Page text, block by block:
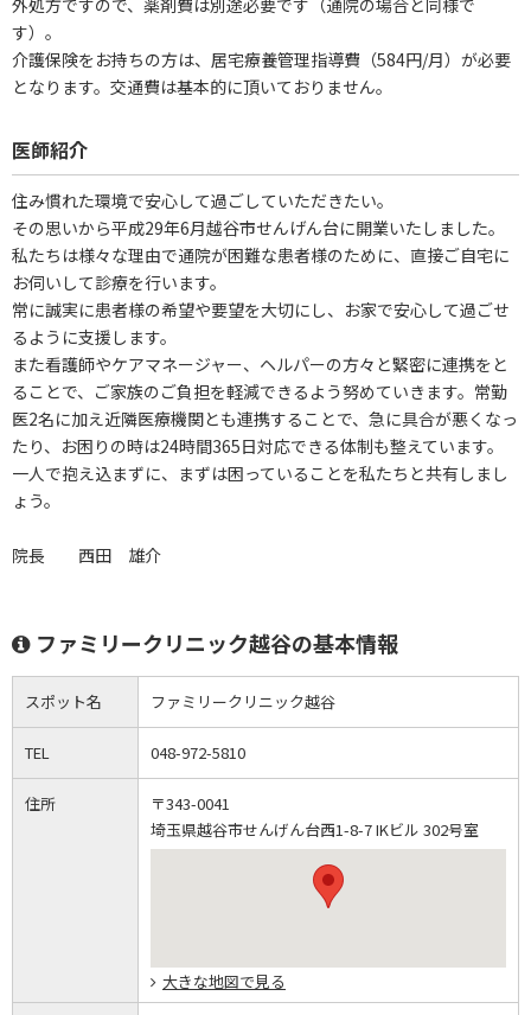
外処方ですので、薬剤費は別途必要です（通院の場合と同様で
す）。
介護保険をお持ちの方は、居宅療養管理指導費（584円/月）が必要
となります。交通費は基本的に頂いておりません。
医師紹介
住み慣れた環境で安心して過ごしていただきたい。
その思いから平成29年6月越谷市せんげん台に開業いたしました。
私たちは様々な理由で通院が困難な患者様のために、直接ご自宅に
お伺いして診療を行います。
常に誠実に患者様の希望や要望を大切にし、お家で安心して過ごせ
るように支援します。
また看護師やケアマネージャー、ヘルパーの方々と緊密に連携をと
ることで、ご家族のご負担を軽減できるよう努めていきます。常勤
医2名に加え近隣医療機関とも連携することで、急に具合が悪くなっ
たり、お困りの時は24時間365日対応できる体制も整えています。
一人で抱え込まずに、まずは困っていることを私たちと共有しまし
ょう。
院長 西田 雄介
ファミリークリニック越谷の基本情報
スポット名 ファミリークリニック越谷
TEL 048-972-5810
住所
〒343-0041
埼玉県越谷市せんげん台西1-8-7 IKビル 302号室
大きな地図で見る